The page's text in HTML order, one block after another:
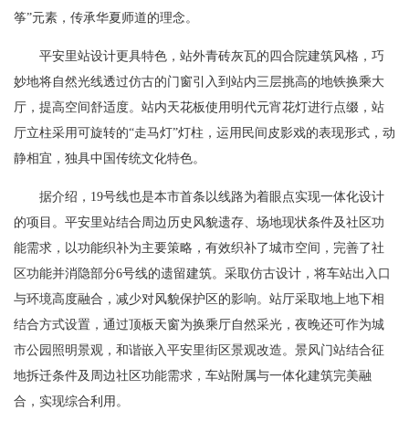
筝”元素，传承华夏师道的理念。
平安里站设计更具特色，站外青砖灰瓦的四合院建筑风格，巧
妙地将自然光线透过仿古的门窗引入到站内三层挑高的地铁换乘大
厅，提高空间舒适度。站内天花板使用明代元宵花灯进行点缀，站
厅立柱采用可旋转的“走马灯”灯柱，运用民间皮影戏的表现形式，动
静相宜，独具中国传统文化特色。
据介绍，19号线也是本市首条以线路为着眼点实现一体化设计
的项目。平安里站结合周边历史风貌遗存、场地现状条件及社区功
能需求，以功能织补为主要策略，有效织补了城市空间，完善了社
区功能并消隐部分6号线的遗留建筑。采取仿古设计，将车站出入口
与环境高度融合，减少对风貌保护区的影响。站厅采取地上地下相
结合方式设置，通过顶板天窗为换乘厅自然采光，夜晚还可作为城
市公园照明景观，和谐嵌入平安里街区景观改造。景风门站结合征
地拆迁条件及周边社区功能需求，车站附属与一体化建筑完美融
合，实现综合利用。